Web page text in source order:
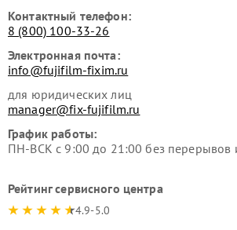
Контактный телефон:
8 (800) 100-33-26
Электронная почта:
info@fujifilm-fixim.ru
для юридических лиц
manager@fix-fujifilm.ru
График работы:
ПН-ВСК с 9:00 до 21:00 без перерывов
Рейтинг сервисного центра
4.9-5.0